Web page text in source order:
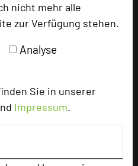
nicht mehr alle
zur Verfügung stehen.
Analyse
Sie in unserer
Impressum.